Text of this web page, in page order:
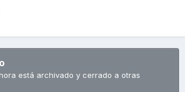
está archivado y cerrado a otras